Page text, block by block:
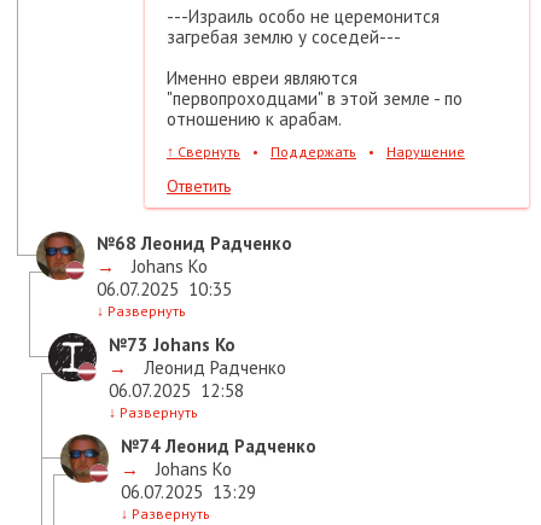
---Израиль особо не церемонится
загребая землю у соседей---
Именно евреи являются
"первопроходцами" в этой земле - по
отношению к арабам.
↑ Свернуть • Поддержать • Нарушение
Ответить
№68 Леонид Радченко
→
Johans Ko
06.07.2025 10:35
↓ Развернуть
№73 Johans Ko
→
Леонид Радченко
06.07.2025 12:58
↓ Развернуть
№74Леонид Радченко
→
Johans Ko
06.07.2025 13:29
↓ Развернуть